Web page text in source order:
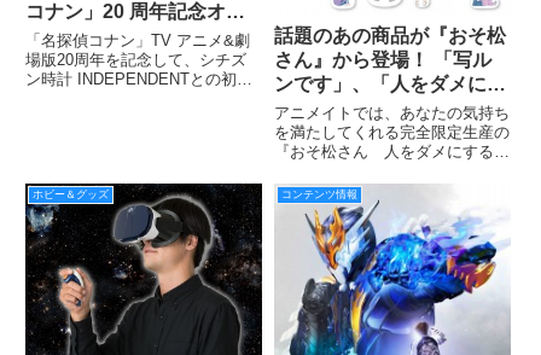
コナン」20 周年記念オフ
ィシャルコラボウォッチ!!
「名探偵コナン」TV アニメ&劇
場版20周年を記念して、シチズ
ン時計 INDEPENDENTとの初の
話題のあの商品が『おそ松
さん』から登場！ 「写ル
ンです」、「人をダメにす
るクッション」予約開始！
アニメイトでは、あなたの気持ち
を満たしてくれる完全限定生産の
『おそ松さん 人をダメにするク
ンです おそ松さんパッケージ』
の予約を開始した。
ホビー＆グッズ コンテンツ情報